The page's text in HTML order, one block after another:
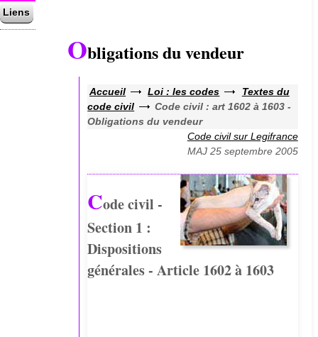
Liens
Obligations du vendeur
Accueil Loi : les codes
Textes du
code civil
Code civil : art 1602 à 1603 -
Obligations du vendeur
Code civil sur Legifrance
MAJ 25 septembre 2005
Code civil -
Section 1 :
Dispositions
générales - Article 1602 à 1603